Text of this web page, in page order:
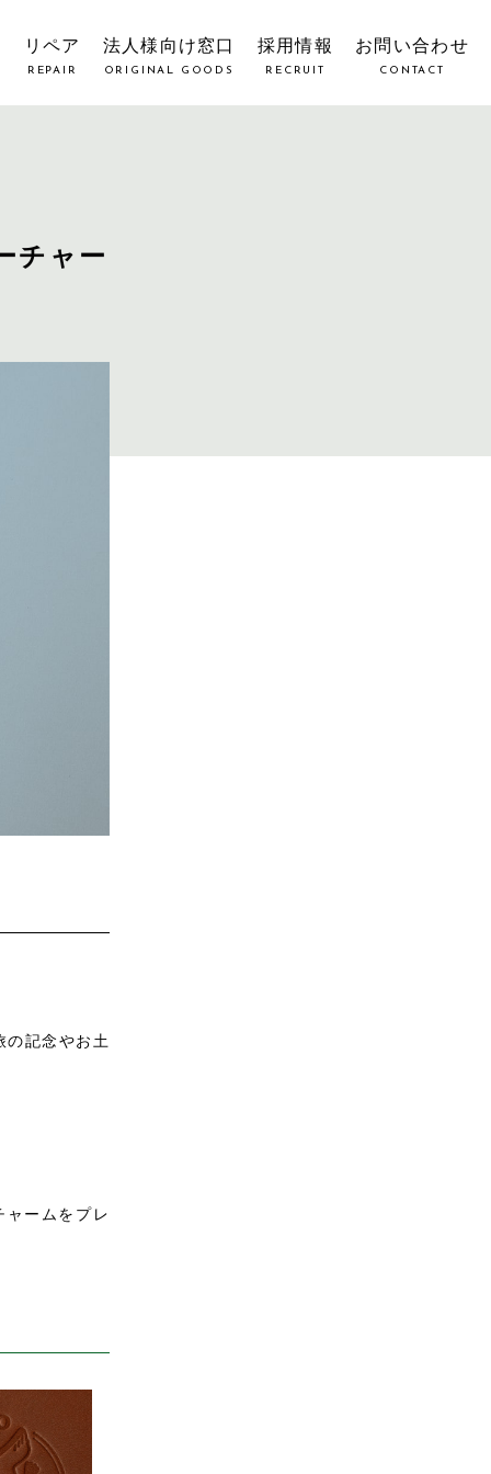
リペア
REPAIR
法人様向け窓口
ORIGINAL GOODS
採用情報
RECRUIT
お問い合わせ
CONTACT
チャー
の記念やお土
ームをプレ